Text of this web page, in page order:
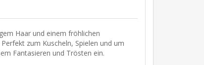
Haar und einem fröhlichen
zum Kuscheln, Spielen und um
Fantasieren und Trösten ein.